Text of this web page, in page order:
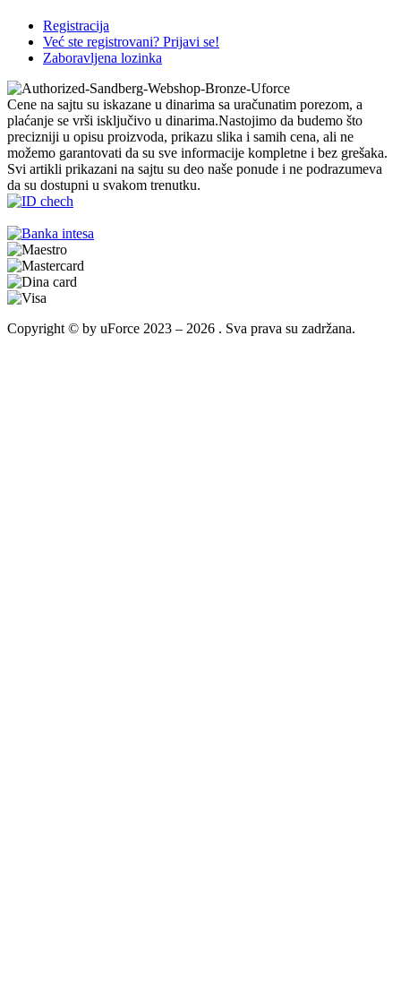
Registracija
Već ste registrovani? Prijavi se!
Zaboravljena lozinka
Cene na sajtu su iskazane u dinarima sa uračunatim porezom, a
plaćanje se vrši isključivo u dinarima.Nastojimo da budemo što
precizniji u opisu proizvoda, prikazu slika i samih cena, ali ne
možemo garantovati da su sve informacije kompletne i bez grešaka.
Svi artikli prikazani na sajtu su deo naše ponude i ne podrazumeva
da su dostupni u svakom trenutku.
Copyright © by uForce 2023 – 2026 . Sva prava su zadržana.